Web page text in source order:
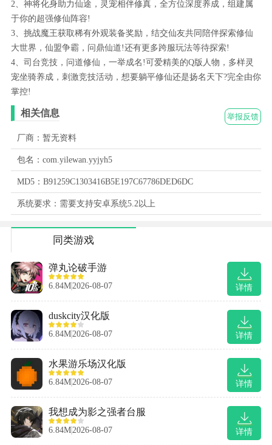
2、神将化身助力仙途，灵宠相伴修真，全方位深度养成，组建属
于你的超强修仙阵容!
3、挑战魔王获取稀有外观装备奖励，结交仙友共同陪伴探索修仙
大世界，仙盟争霸，问鼎仙道!还有更多跨服玩法等待探索!
4、司台竞技，问道修仙，一举成名!可爱精美的Q版人物，多样灵
宠坐骑养成，刺激竞技活动，想要躺平修仙还是扬名天下?完全由你
掌控!
举报反馈
相关信息
厂商：暂无资料
包名：com.yilewan.yyjyh5
MD5：B91259C1303416B5E197C67786DED6DC
系统要求：需要支持安卓系统5.2以上
同类游戏
详情
弹丸论破手游
6.84M2026-08-07
详情
duskcity汉化版
6.84M2026-08-07
详情
水果游乐场汉化版
6.84M2026-08-07
详情
我想成为影之强者台服
6.84M2026-08-07